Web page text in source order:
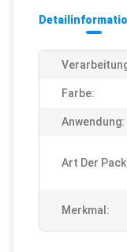
Farbe:
Anwendung:
Art Der
Merkmal: